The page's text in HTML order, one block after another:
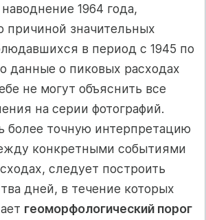
1964 года,
причиной значительных
в период с 1945 по
данные о пиковых расходах
не могут объяснить все
на серии фотографий.
более точную интерпретацию
конкретными событиями
следует построить
дней, в течение которых
геоморфологический порог